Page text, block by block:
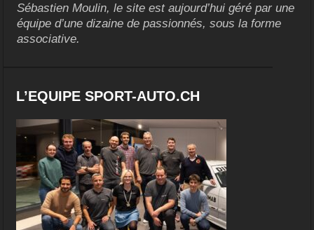
Sébastien Moulin, le site est aujourd’hui géré par une
équipe d’une dizaine de passionnés, sous la forme
associative.
L’EQUIPE SPORT-AUTO.CH